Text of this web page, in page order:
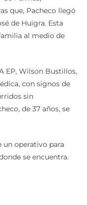
que, Pacheco llegó
de Huigra. Esta
al medio de
EP, Wilson Bustillos,
con signos de
sin
de 37 años, se
un operativo para
se encuentra.